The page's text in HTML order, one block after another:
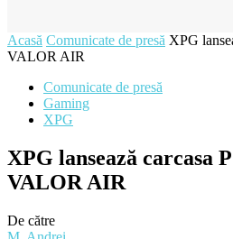
Acasă Comunicate de presă XPG
VALOR AIR
Comunicate de presă
Gaming
XPG
XPG lansează carcasa
VALOR AIR
De către